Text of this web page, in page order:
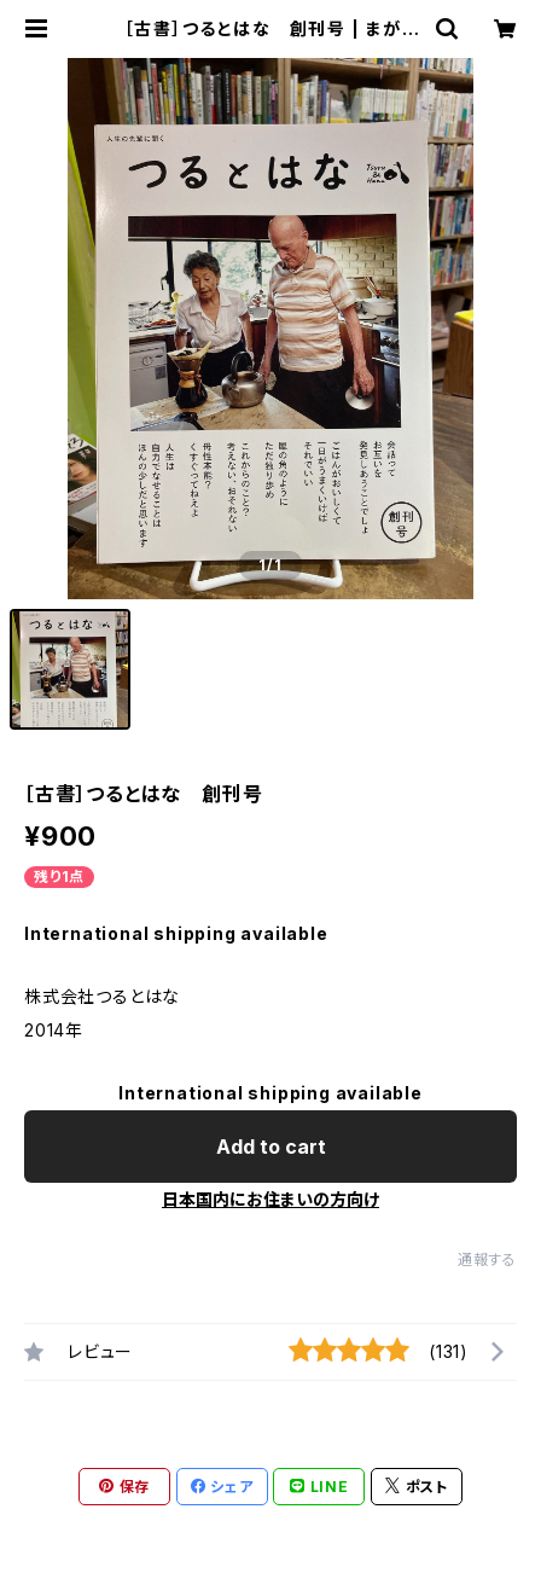
［古書］つるとはな 創刊号 | まがり
1/1
［古書］つるとはな 創刊号
¥900
残り1点
International shipping available
株式会社つるとはな
2014年
International shipping available
Add to cart
日本国内にお住まいの方向け
通報する
レビュー (131)
保存 シェア LINE ポスト